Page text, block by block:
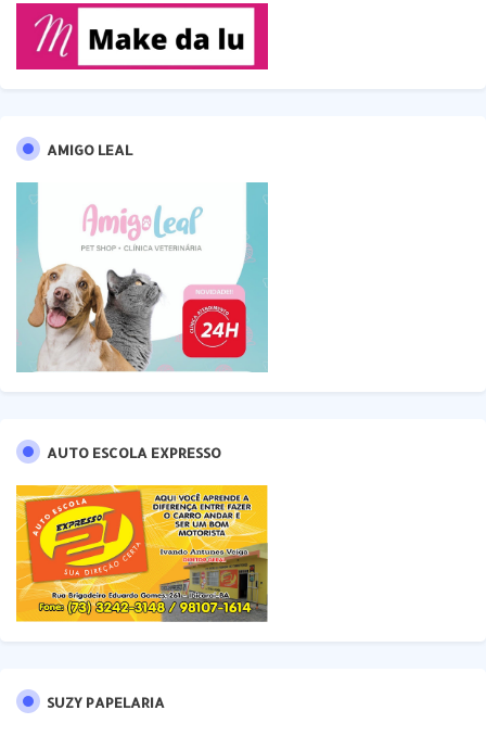
AMIGO LEAL
AUTO ESCOLA EXPRESSO
SUZY PAPELARIA